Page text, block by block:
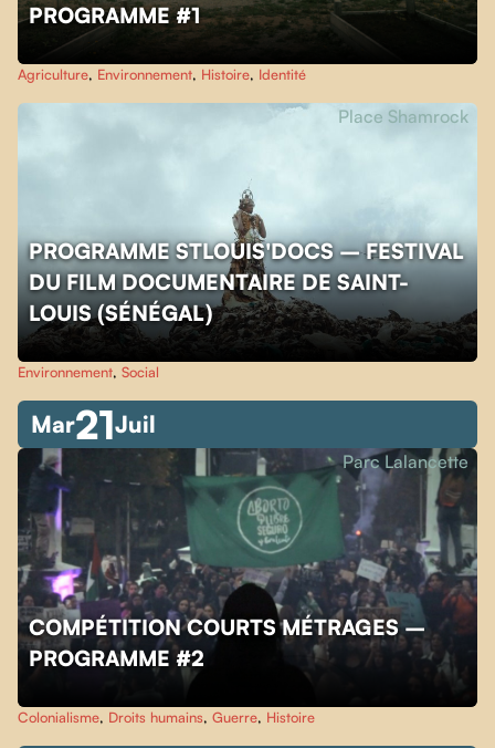
PROGRAMME #1
Agriculture, Environnement, Histoire, Identité
PROGRAMME STLOUIS'DOCS – FESTIVAL
DU FILM DOCUMENTAIRE DE SAINT-
LOUIS (SÉNÉGAL)
Place Shamrock
Environnement, Social
Mar21Juil
COMPÉTITION COURTS MÉTRAGES –
PROGRAMME #2
Parc Lalancette
Colonialisme, Droits humains, Guerre, Histoire